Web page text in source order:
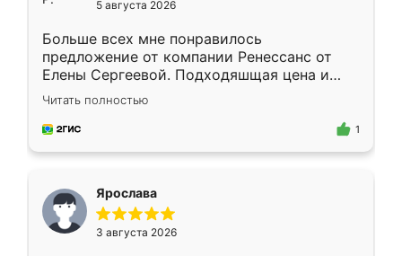
5 августа 2026
Больше всех мне понравилось
предложение от компании Ренессанс от
Елены Сергеевой. Подходяшщая цена и
короткие сроки изготовления. Приехавший
для замера сотрудник Владислав
предложил по моему эскизу самый
Читать полностью
1
Ярослава
3 августа 2026